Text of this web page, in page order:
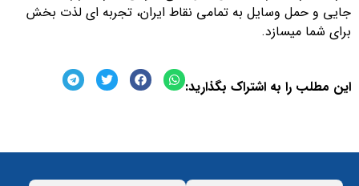
جایی و حمل وسایل به تمامی نقاط ایران، تجربه ای لذت بخش
برای شما میسازد.
این مطلب را به اشتراک بگذارید: